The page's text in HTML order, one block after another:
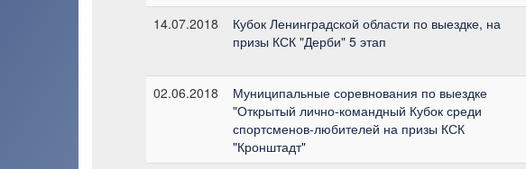
14.07.2018
Кубок Ленинградской области по выездке, на
призы КСК "Дерби" 5 этап
02.06.2018
Муниципальные соревнования по выездке
"Открытый лично-командный Кубок среди
спортсменов-любителей на призы КСК
"Кронштадт"